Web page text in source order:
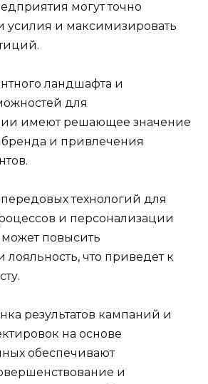
могут точно
усилия и максимизировать
ландшафта и
для
имеют решающее значение
и привлечения
технологий для
и персонализации
повысить
лояльность, что приведет к
результатов кампаний и
на основе
обеспечивают
и